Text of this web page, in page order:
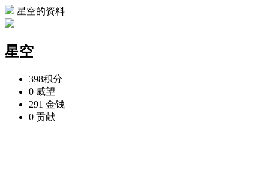
星空的资料
星空
398积分
0 威望
291 金钱
0 贡献